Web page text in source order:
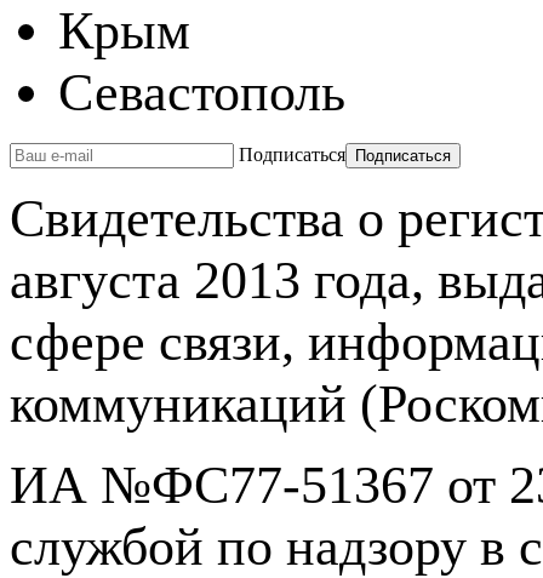
Крым
Севастополь
Подписаться
Свидетельства о
августа 2013 года,
сфере связи,
коммуникаций
ИА №ФС77-51367 от 23
службой по надзору в